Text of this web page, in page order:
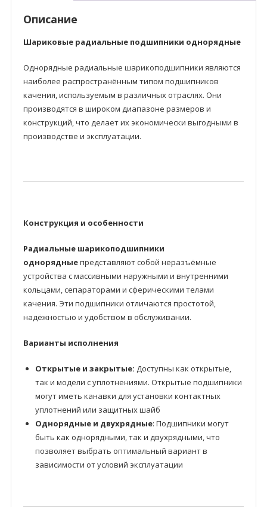
Описание
Шариковые радиальные подшипники однорядные
Однорядные радиальные шарикоподшипники являются
наиболее распространённым типом подшипников
качения, используемым в различных отраслях. Они
производятся в широком диапазоне размеров и
конструкций, что делает их экономически выгодными в
производстве и эксплуатации.
Конструкция и особенности
Радиальные шарикоподшипники
однорядныепредставляют собой неразъёмные
устройства с массивными наружными и внутренними
кольцами, сепараторами и сферическими телами
качения. Эти подшипники отличаются простотой,
надёжностью и удобством в обслуживании.
Варианты исполнения
Открытые и закрытые: Доступны как открытые,
так и модели с уплотнениями. Открытые подшипники
могут иметь канавки для установки контактных
уплотнений или защитных шайб
Однорядные и двухрядные: Подшипники могут
быть как однорядными, так и двухрядными, что
позволяет выбрать оптимальный вариант в
зависимости от условий эксплуатации